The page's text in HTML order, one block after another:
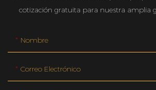
cotización gratuita para nuestra amplia
Nombre
Correo Electrónico